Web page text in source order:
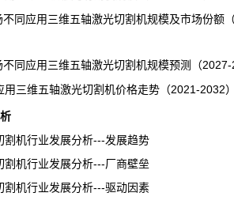
用三维五轴激光切割机规模及市场份额
用三维五轴激光切割机规模预测（2027-
三维五轴激光切割机价格走势（2021-2032
机行业发展分析---发展趋势
机行业发展分析---厂商壁垒
机行业发展分析---驱动因素